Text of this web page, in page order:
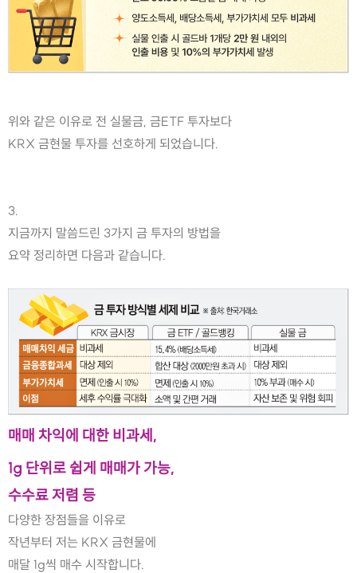
위와 같은 이유로 전 실물금, 금ETF 투자보다
KRX 금현물 투자를 선호하게 되었습니다.
3.
지금까지 말씀드린 3가지 금 투자의 방법을
요약 정리하면 다음과 같습니다.
매매 차익에 대한 비과세,
1g 단위로 쉽게 매매가 가능,
수수료 저렴 등
다양한 장점들을 이유로
작년부터 저는 KRX 금현물에
매달 1g씩 매수 시작합니다.